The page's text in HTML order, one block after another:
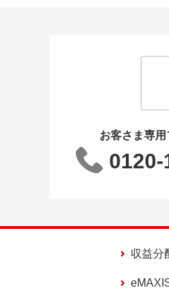
お客さま専
収益分